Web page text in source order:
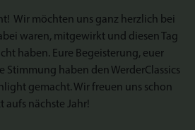
Wir möchten uns ganz herzlich bei
waren, mitgewirkt und diesen Tag
haben. Eure Begeisterung, euer
Stimmung haben den WerderClassics
gemacht. Wir freuen uns schon
aufs nächste Jahr!